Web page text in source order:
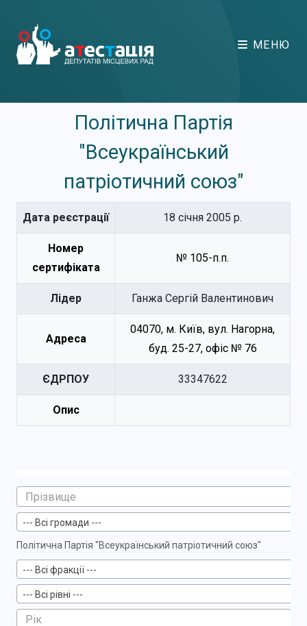
МЕНЮ
Політична Партія
"Всеукраїнський
патріотичний союз"
Дата реєстрації 18 січня 2005 р.
Номер
сертифіката
№ 105-п.п.
Лідер Ганжа Сергій Валентинович
Адреса
04070, м. Київ, вул. Нагорна,
буд. 25-27, офіс № 76
ЄДРПОУ 33347622
Опис
--- Всі громади ---
Політична Партія "Всеукраїнський патріотичний союз"
--- Всі фракції ---
--- Всі рівні ---